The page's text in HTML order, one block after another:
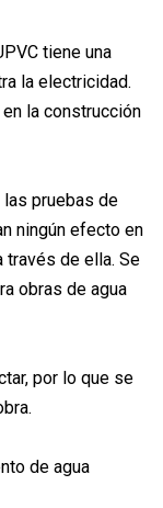
tiene una
la electricidad.
la construcción
las pruebas de
ningún efecto en
través de ella. Se
obras de agua
por lo que se
de agua